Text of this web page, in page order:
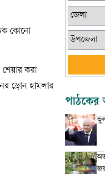
কোনো
করা
ড্রোন হামলার
পাঠকের
ভুল